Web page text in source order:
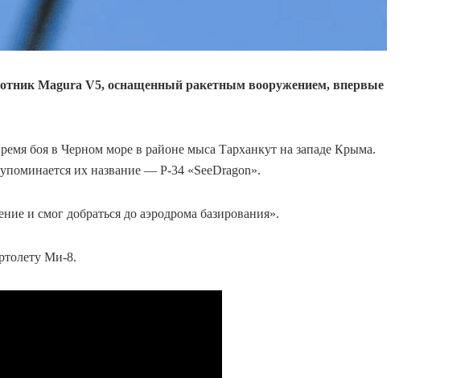
Magura V5, оснащенный ракетным вооружением, впервые
боя в Черном море в районе мыса Тарханкут на западе Крыма.
их название — P-34 «SeeDragon».
и смог добраться до аэродрома базирования».
Ми-8.